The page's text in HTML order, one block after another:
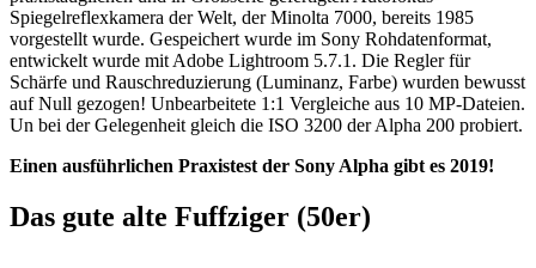
Spiegelreflexkamera der Welt, der Minolta 7000, bereits 1985
vorgestellt wurde. Gespeichert wurde im Sony Rohdatenformat,
entwickelt wurde mit Adobe Lightroom 5.7.1. Die Regler für
Schärfe und Rauschreduzierung (Luminanz, Farbe) wurden bewusst
auf Null gezogen! Unbearbeitete 1:1 Vergleiche aus 10 MP-Dateien.
Un bei der Gelegenheit gleich die ISO 3200 der Alpha 200 probiert.
Einen ausführlichen Praxistest der Sony Alpha gibt es 2019!
Das gute alte Fuffziger (50er)